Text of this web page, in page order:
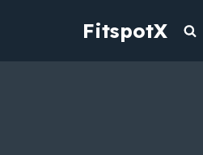
FitspotX